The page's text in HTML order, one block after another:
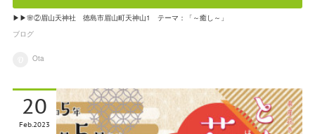
▶▶🌸②眉山天神社 徳島市眉山町天神山1 テーマ：「～癒し～」
ブログ
Ota
20
Feb2023